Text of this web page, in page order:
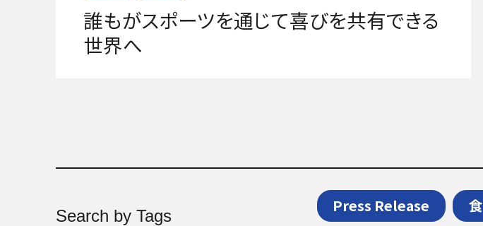
誰もがスポーツを通じて喜びを共有できる
世界へ
Search by Tags
Press Release 食